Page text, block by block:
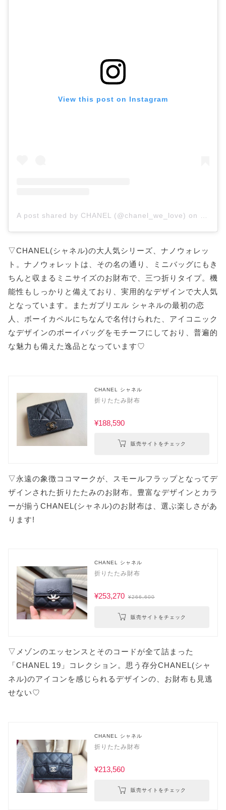
View this post on Instagram
A post shared by CHANEL (@chanel_we_love) on
▽CHANEL(シャネル)の大人気シリーズ、ナノウォレッ
ト。ナノウォレットは、その名の通り、ミニバッグにもき
ちんと収まるミニサイズのお財布で、三つ折りタイプ。機
能性もしっかりと備えており、実用的なデザインで大人気
となっています。またガブリエル シャネルの最初の恋
人、ボーイカペルにちなんで名付けられた、アイコニック
なデザインのボーイバッグをモチーフにしており、普遍的
な魅力も備えた逸品となっています♡
CHANEL シャネル
折りたたみ財布
¥188,590
販売サイトをチェック
▽永遠の象徴ココマークが、スモールフラップとなってデ
ザインされた折りたたみのお財布。豊富なデザインとカラ
ーが揃うCHANEL(シャネル)のお財布は、選ぶ楽しさがあ
ります!
CHANEL シャネル
折りたたみ財布
¥253,270 ¥266,600
販売サイトをチェック
▽メゾンのエッセンスとそのコードが全て詰まった
「CHANEL 19」コレクション。思う存分CHANEL(シャ
ネル)のアイコンを感じられるデザインの、お財布も見逃
せない♡
CHANEL シャネル
折りたたみ財布
¥213,560
販売サイトをチェック